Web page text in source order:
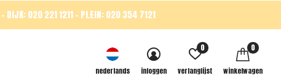
nederlands inloggen verlanglijst
0
winkelwagen
0
020 221 1211 - PLEIN: 020 354 7121